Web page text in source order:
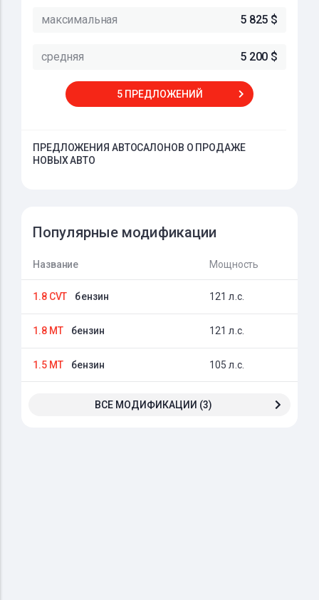
максимальная 5 825 $
средняя 5 200 $
5 ПРЕДЛОЖЕНИЙ
ПРЕДЛОЖЕНИЯ АВТОСАЛОНОВ О ПРОДАЖЕ
НОВЫХ АВТО
Популярные модификации
Название Мощность
1.8 CVT бензин 121 л.с.
1.8 MT бензин 121 л.с.
1.5 MT бензин 105 л.с.
ВСЕ МОДИФИКАЦИИ (3)